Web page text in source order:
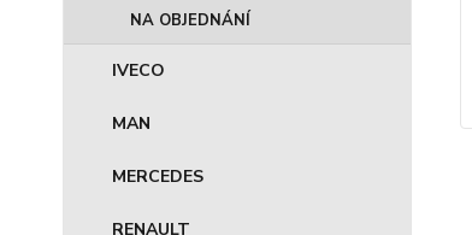
NA OBJEDNÁNÍ
IVECO
MAN
MERCEDES
RENAULT